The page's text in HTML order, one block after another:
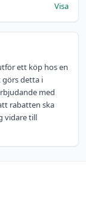
Visa
ett köp hos en
görs detta i
med
rabatten ska
vidare till